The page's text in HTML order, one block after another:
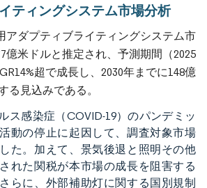
ティングシステム市場分析
アダプティブライティングシステム市
億米ドルと推定され、予測期間（2025
超で成長し、2030年までに148億
る見込みである。
ス感染症（COVID-19）のパンデミッ
動の停止に起因して、調査対象市場
た。加えて、景気後退と照明その他
れた関税が本市場の成長を阻害する
らに、外部補助灯に関する国別規制